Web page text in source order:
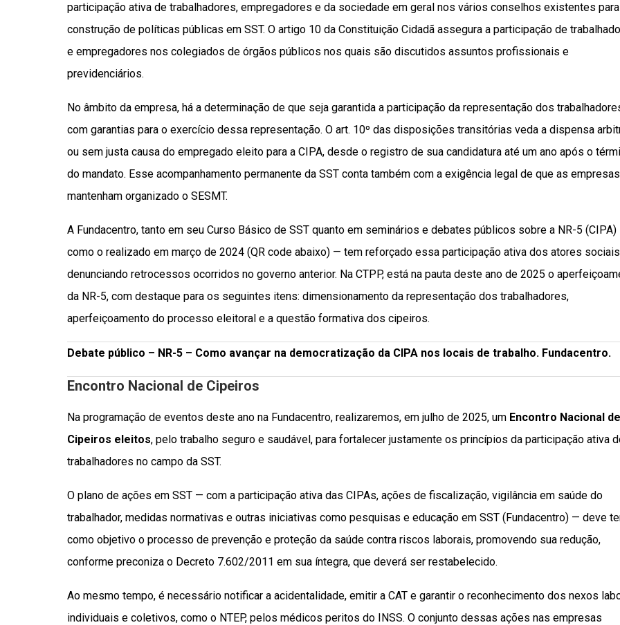
participação ativa de trabalhadores, empregadores e da sociedade em geral nos vários conselhos existentes
construção de políticas públicas em SST. O artigo 10 da Constituição Cidadã assegura a participação de
e empregadores nos colegiados de órgãos públicos nos quais são discutidos assuntos profissionais e
previdenciários.
No âmbito da empresa, há a determinação de que seja garantida a participação da representação dos
com garantias para o exercício dessa representação. O art. 10º das disposições transitórias veda a dispensa
ou sem justa causa do empregado eleito para a CIPA, desde o registro de sua candidatura até um ano após o
do mandato. Esse acompanhamento permanente da SST conta também com a exigência legal de que as empresas
mantenham organizado o SESMT.
A Fundacentro, tanto em seu Curso Básico de SST quanto em seminários e debates públicos sobre a NR-5
como o realizado em março de 2024 (QR code abaixo) — tem reforçado essa participação ativa dos atores
denunciando retrocessos ocorridos no governo anterior. Na CTPP, está na pauta deste ano de 2025 o
da NR-5, com destaque para os seguintes itens: dimensionamento da representação dos trabalhadores,
aperfeiçoamento do processo eleitoral e a questão formativa dos cipeiros.
Debate público – NR-5 – Como avançar na democratização da CIPA nos locais de trabalho. Fundacentro.
Encontro Nacional de Cipeiros
Na programação de eventos deste ano na Fundacentro, realizaremos, em julho de 2025, um Encontro Nacional de
Cipeiros eleitos, pelo trabalho seguro e saudável, para fortalecer justamente os princípios da participação ativa
trabalhadores no campo da SST.
O plano de ações em SST — com a participação ativa das CIPAs, ações de fiscalização, vigilância em saúde do
trabalhador, medidas normativas e outras iniciativas como pesquisas e educação em SST (Fundacentro) — deve
como objetivo o processo de prevenção e proteção da saúde contra riscos laborais, promovendo sua redução,
conforme preconiza o Decreto 7.602/2011 em sua íntegra, que deverá ser restabelecido.
Ao mesmo tempo, é necessário notificar a acidentalidade, emitir a CAT e garantir o reconhecimento dos nexos
individuais e coletivos, como o NTEP, pelos médicos peritos do INSS. O conjunto dessas ações nas empresas